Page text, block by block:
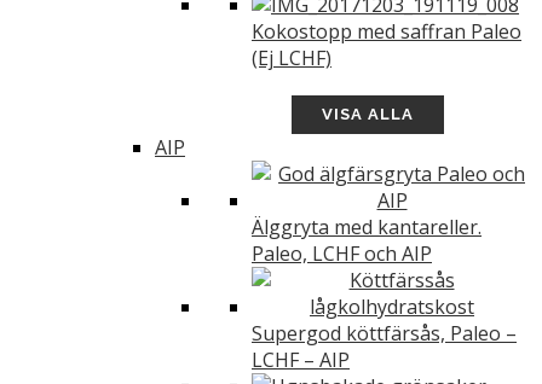
Kokostopp med saffran Paleo
(Ej LCHF)
VISA ALLA
AIP
Älggryta med kantareller.
Paleo, LCHF och AIP
Supergod köttfärsås, Paleo –
LCHF – AIP